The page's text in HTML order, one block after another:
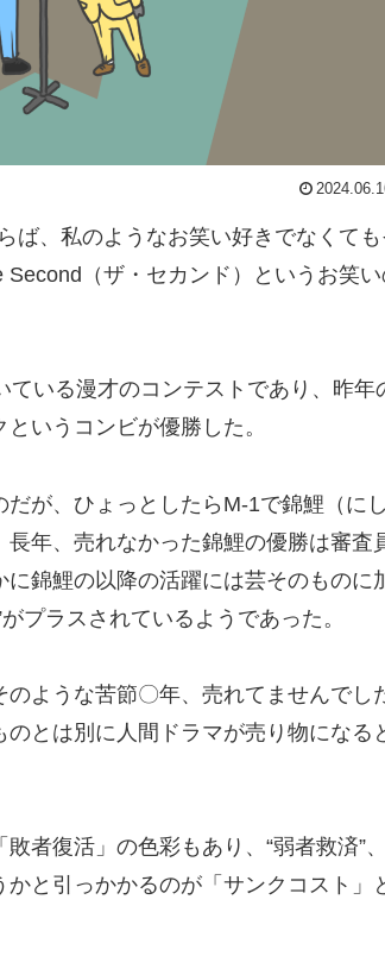
、私のようなお笑い好きでなくても
（ザ・セカンド）というお笑い
いる漫才のコンテストであり、昨年
いうコンビが優勝した。
が、ひょっとしたらM-1で錦鯉（に
年、売れなかった錦鯉の優勝は審査
錦鯉の以降の活躍には芸そのものに
プラスされているようであった。
ような苦節〇年、売れてませんでし
とは別に人間ドラマが売り物になる
者復活」の色彩もあり、“弱者救済”
と引っかかるのが「サンクコスト」